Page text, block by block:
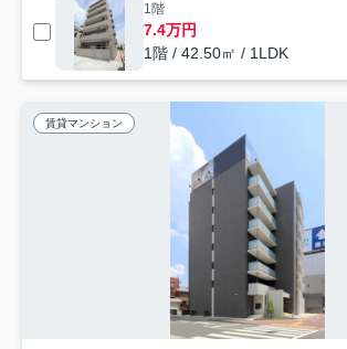
1階
7.4万円
1階 / 42.50㎡ / 1LDK
賃貸マンション